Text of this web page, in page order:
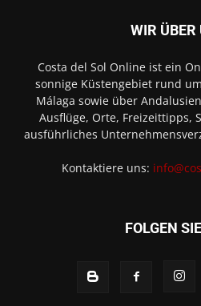
WIR ÜBER
Costa del Sol Online ist ein
sonnige Küstengebiet rund
Málaga sowie über
Ausflüge, Orte, Freizeittipps,
ausführliches
Kontaktiere uns:
FOLGEN